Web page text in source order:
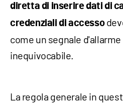
diretta di inserire dati di
credenziali di accesso
come un segnale
inequivocabile.
La regola generale in